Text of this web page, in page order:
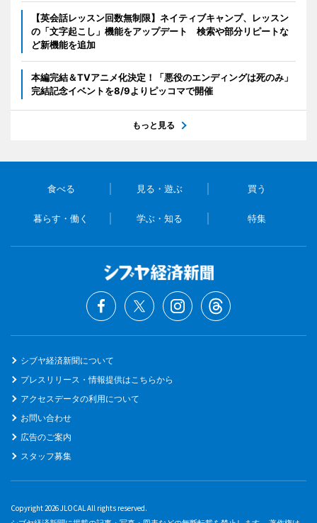
【英会話レッスン回数無制限】ネイティブキャンプ、レッスン
の「文字起こし」機能をアップデート 検索や部分リピートな
ど新機能を追加
本編完結＆TVアニメ化決定！「悪役のエンディングは死のみ」
完結記念イベントを8/9よりピッコマで開催
もっと見る
食べる 見る・遊ぶ 買う
暮らす・働く 学ぶ・知る 特集
シブヤ経済新聞について
プレスリリース・情報提供はこちらから
アクセスデータの利用について
お問い合わせ
広告のご案内
スタッフ募集
Copyright 2026 JLOCAL All rights reserved.